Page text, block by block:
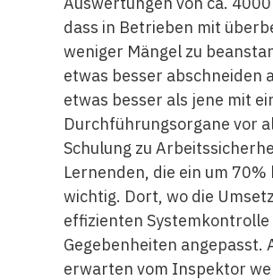
dass in Betrieben mit
weniger Mängel zu
etwas besser abschneiden
etwas besser als jene mit
Durchführungsorgane vor
Schulung zu
Lernenden, die ein um
wichtig. Dort, wo die
effizienten
Gegebenheiten
erwarten vom Inspektor